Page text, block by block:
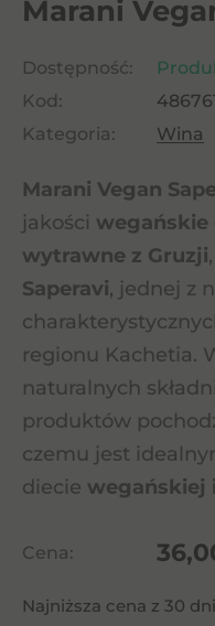
Marani
Dostępność:
Kod:
Kategoria:
Wina
Marani Vegan
jakości wegańskie
wytrawne z Gruzji
Saperavi, jednej z
regionu Kachetia.
naturalnych
produktów
czemu jest
diecie wegańskiej
Cena:
Najniższa cena z 30